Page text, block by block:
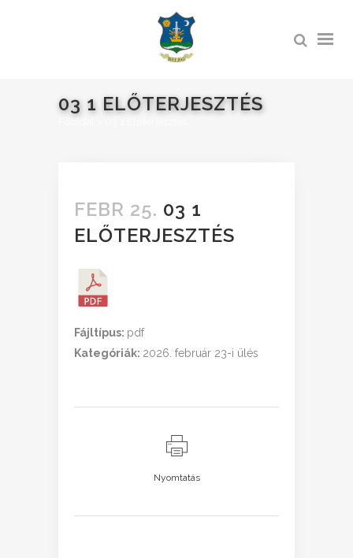
03 1 ELŐTERJESZTÉS
FEBR 25. 03 1
ELŐTERJESZTÉS
Fájltípus: pdf
Kategóriák: 2026. február 23-i ülés
Nyomtatás